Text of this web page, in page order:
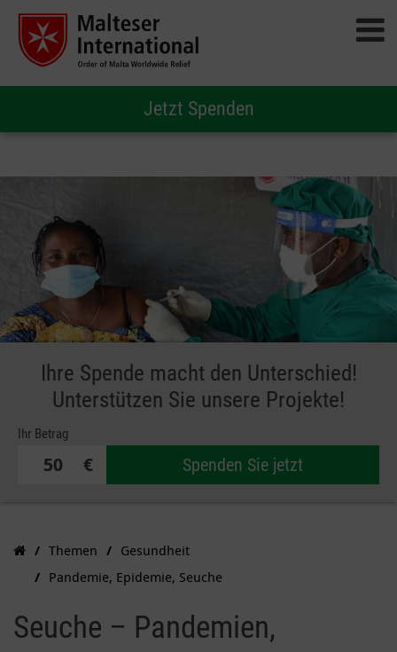
Jetzt Spenden
Ihre Spende macht den Unterschied!
Unterstützen Sie unsere Projekte!
Ihr Betrag
€ Spenden Sie jetzt
Themen
Gesundheit
Pandemie, Epidemie, Seuche
Seuche – Pandemien,